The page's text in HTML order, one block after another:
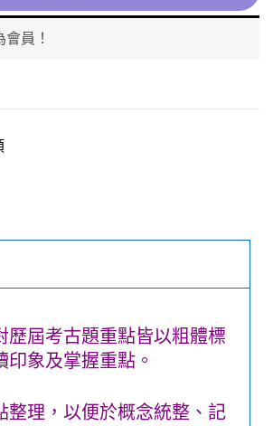
員！
屆考古題重點皆以粗體標
印象及掌握重點。
理，以便於概念統整、記